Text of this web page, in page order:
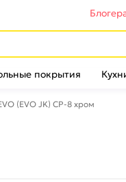
покрытия
(EVO JK) CP-8 хром